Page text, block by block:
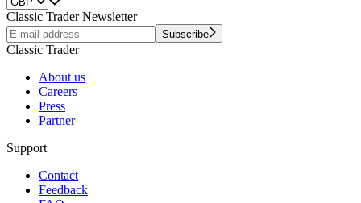
Classic Trader Newsletter
Subscribe
Classic Trader
About us
Careers
Press
Partner
Support
Contact
Feedback